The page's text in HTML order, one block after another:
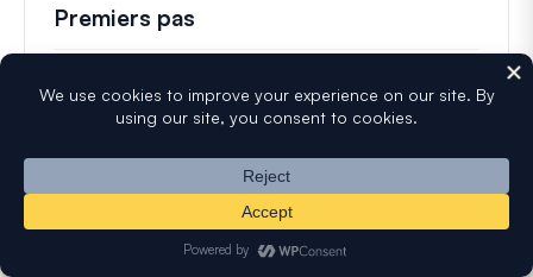
Premiers pas
Gestion des entrées